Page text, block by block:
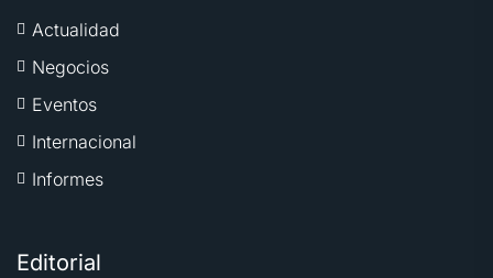
Actualidad
Negocios
Eventos
Internacional
Informes
Editorial